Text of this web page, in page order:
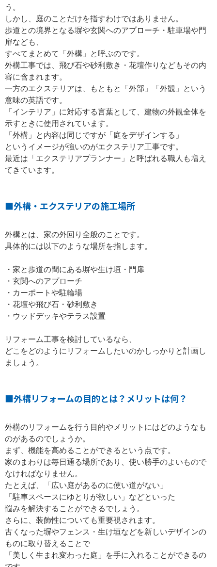
う。
しかし、庭のことだけを指すわけではありません。
歩道との境界となる塀や玄関へのアプローチ・駐車場や門
扉なども、
すべてまとめて「外構」と呼ぶのです。
外構工事では、飛び石や砂利敷き・花壇作りなどもその内
容に含まれます。
一方のエクステリアは、もともと「外部」「外観」という
意味の英語です。
「インテリア」に対応する言葉として、建物の外観全体を
示すときに使用されています。
「外構」と内容は同じですが「庭をデザインする」
というイメージが強いのがエクステリア工事です。
最近は「エクステリアプランナー」と呼ばれる職人も増え
てきています。
■外構・エクステリアの施工場所
外構とは、家の外回り全般のことです。
具体的には以下のような場所を指します。
・家と歩道の間にある塀や生け垣・門扉
・玄関へのアプローチ
・カーポートや駐輪場
・花壇や飛び石・砂利敷き
・ウッドデッキやテラス設置
リフォーム工事を検討しているなら、
どこをどのようにリフォームしたいのかしっかりと計画し
ましょう。
■外構リフォームの目的とは？メリットは何？
外構のリフォームを行う目的やメリットにはどのようなも
のがあるのでしょうか。
まず、機能を高めることができるという点です。
家のまわりは毎日通る場所であり、使い勝手のよいもので
なければなりません。
たとえば、「広い庭があるのに使い道がない」
「駐車スペースにゆとりが欲しい」などといった
悩みを解決することができるでしょう。
さらに、装飾性についても重要視されます。
古くなった塀やフェンス・生け垣などを新しいデザインの
ものに取り替えることで
「美しく生まれ変わった庭」を手に入れることができるの